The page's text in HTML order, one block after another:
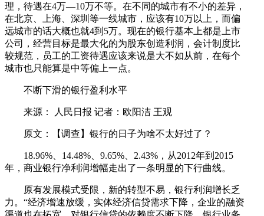
理，待遇在4万—10万不等。在不同的城市有不小的差异，
在北京、上海、深圳等一线城市，应该有10万以上，而偏
远城市的话大概也就4到5万。现在的银行基本上都是上市
公司，经营目标是最大化的为股东创造利润，会计制度比
较规范，员工的工资待遇应该来说是大不如从前，在每个
城市也只能算是中等偏上一点。
不断下滑的银行盈利水平
来源： 人民日报 记者：欧阳洁 王观
原文：【调查】银行的日子为啥不太好过了？
18.96%、14.48%、9.65%、2.43%，从2012年到2015
年，商业银行净利润增幅走出了一条明显的下行曲线。
原有发展模式受限，新的转型不易，银行利润增长乏
力。“经济增速放缓，实体经济信贷需求下降，企业的融资